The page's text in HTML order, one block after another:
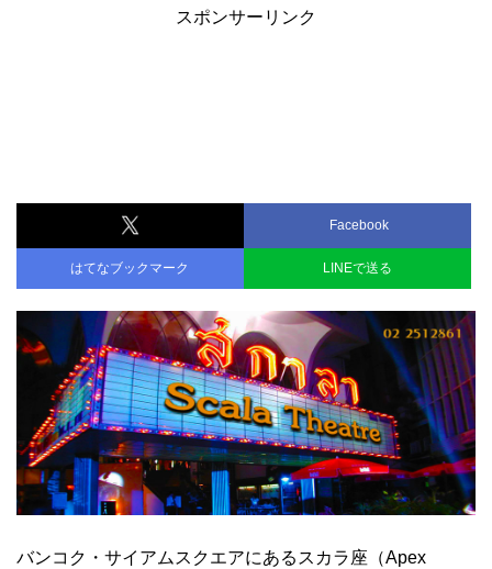
スポンサーリンク
Facebook
はてなブックマーク LINEで送る
バンコク・サイアムスクエアにあるスカラ座（Apex